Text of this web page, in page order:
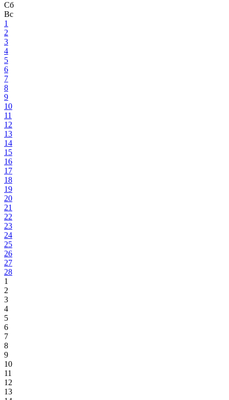
Сб
Вс
1
2
3
4
5
6
7
8
9
10
11
12
13
14
15
16
17
18
19
20
21
22
23
24
25
26
27
28
1
2
3
4
5
6
7
8
9
10
11
12
13